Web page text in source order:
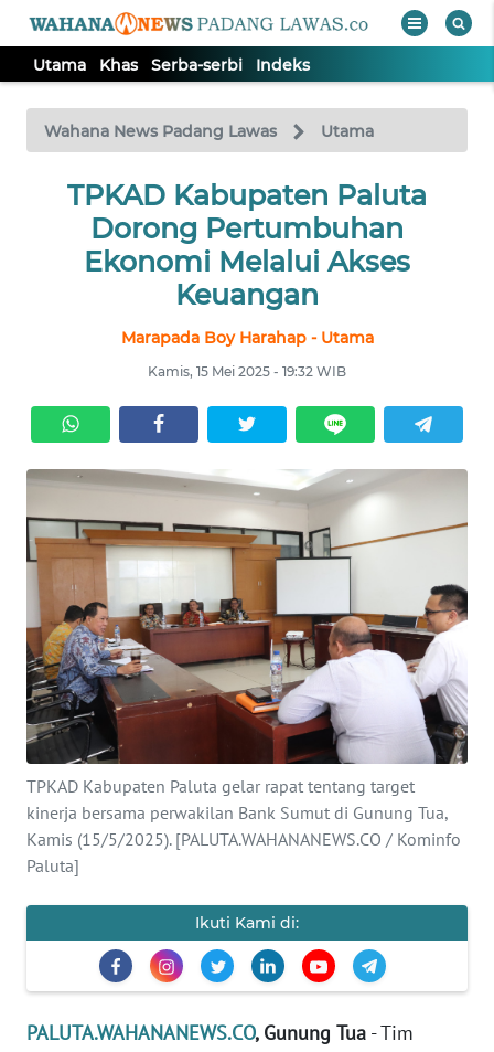
Utama Khas Serba-serbi Indeks
Wahana News Padang Lawas Utama
TPKAD Kabupaten Paluta
Dorong Pertumbuhan
Ekonomi Melalui Akses
Keuangan
Marapada Boy Harahap - Utama
Kamis, 15 Mei 2025 - 19:32 WIB
TPKAD Kabupaten Paluta gelar rapat tentang target
kinerja bersama perwakilan Bank Sumut di Gunung Tua,
Kamis (15/5/2025). [PALUTA.WAHANANEWS.CO / Kominfo
Paluta]
Ikuti Kami di:
PALUTA.WAHANANEWS.CO, Gunung Tua - Tim
TV
Tutup
UTAMA
INDEKS
BERITA
KONTAK
KAMI
INFO
IKLAN
TENTANG
KAMI
MEDIA
SIBER
REDAKSI
KARIR
DISCLAIMER